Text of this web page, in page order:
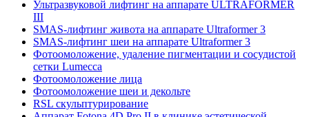
Ультразвуковой лифтинг на аппарате ULTRAFORMER
III
SMAS-лифтинг живота на аппарате Ultraformer 3
SMAS-лифтинг шеи на аппарате Ultraformer 3
Фотоомоложение, удаление пигментации и сосудистой
сетки Lumecca
Фотоомоложение лица
Фотоомоложение шеи и декольте
RSL скульптурирование